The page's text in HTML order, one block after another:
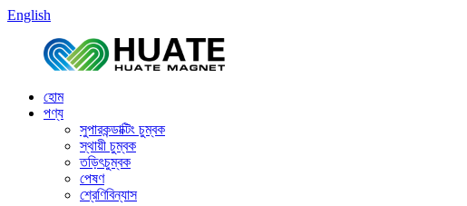
English
হোম
পণ্য
সুপারকন্ডাক্টিং চুম্বক
স্থায়ী চুম্বক
তড়িৎচুম্বক
পেষণ
শ্রেণিবিন্যাস